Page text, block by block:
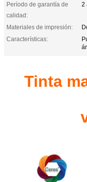
Período de garantía de
calidad:
2
Materiales de impresión:
Características:
Tinta